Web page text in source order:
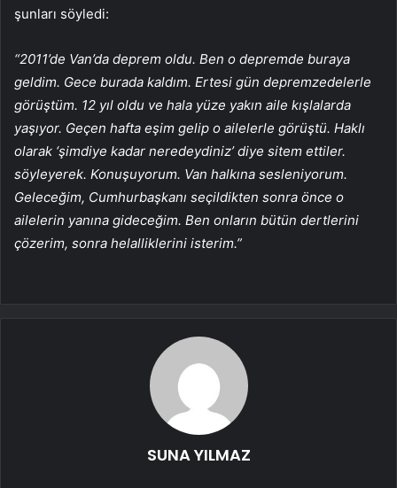
şunları söyledi:
“2011’de Van’da deprem oldu. Ben o depremde buraya
geldim. Gece burada kaldım. Ertesi gün depremzedelerle
görüştüm. 12 yıl oldu ve hala yüze yakın aile kışlalarda
yaşıyor. Geçen hafta eşim gelip o ailelerle görüştü. Haklı
olarak ‘şimdiye kadar neredeydiniz’ diye sitem ettiler.
söyleyerek. Konuşuyorum. Van halkına sesleniyorum.
Geleceğim, Cumhurbaşkanı seçildikten sonra önce o
ailelerin yanına gideceğim. Ben onların bütün dertlerini
çözerim, sonra helalliklerini isterim.”
SUNA YILMAZ